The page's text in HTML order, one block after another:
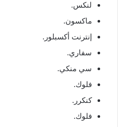
لنكس.
ماكسون.
إنترنت أكسبلور.
سفاري.
سي منكي.
فلوك.
كنكرر.
فلوك.